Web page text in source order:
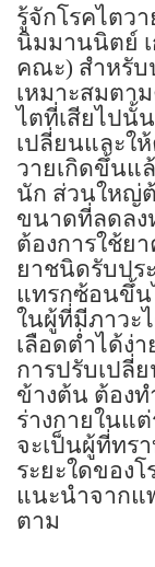
รู้จักโรคไตวา
นิมมานนิตย์
คณะ) สำหรั
เหมาะสมตา
ไตที่เสียไปนั้
เปลี่ยนและใ
วายเกิดขึ้นแ
นัก ส่วนใหญ่
ขนาดที่ลดลง
ต้องการใช้ย
ยาชนิดรับปร
แทรกซ้อนขึ้น
ในผู้ที่มีภาวะ
เลือดต่ำได้ง่
การปรับเปลี่
ข้างต้น ต้องท
ร่างกายในแ
จะเป็นผู้ที่ทร
ระยะใดของ
แนะนำจากแ
ตาม